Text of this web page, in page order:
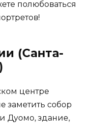
полюбоваться
(Санта-
центре
заметить собор
Дуомо, здание,